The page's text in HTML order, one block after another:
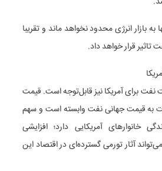
بازار انرژی محدود نخواهد ماند و تقریبا
تاثیر قرار خواهد داد.
نفت برای آمریکا نیز قابل‌توجه است. قیمت
به قیمت جهانی نفت وابسته است و سهم
خانوارهای آمریکایی دارد؛ افزایشی
آثار تورمی گسترده‌ای در اقتصاد این